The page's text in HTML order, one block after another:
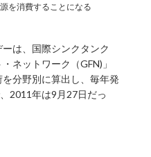
を消費することになる
は、国際シンクタンク
ネットワーク（GFN)」
分野別に算出し、毎年発
2011年は9月27日だっ